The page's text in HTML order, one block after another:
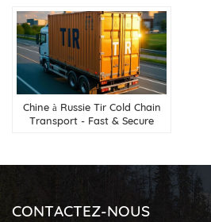
Chine à Russie Tir Cold Chain
Transport - Fast & Secure
CONTACTEZ-NOUS